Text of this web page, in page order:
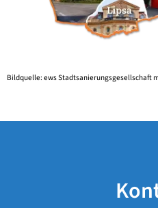
Bildquelle: ews Stadtsanierungsgesellschaft